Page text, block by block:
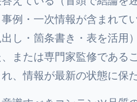
例・一次情報が含まれて
し・箇条書き・表を活用）
または専門家監修である
、情報が最新の状態に保